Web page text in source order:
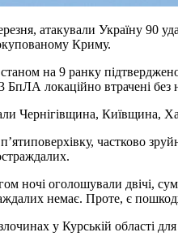
атакували Україну
Криму.
на 9 ранку
локаційно втрачені без
Чернігівщина,
частково
ночі оголошували двічі,
немає. Проте, є
у Курській області